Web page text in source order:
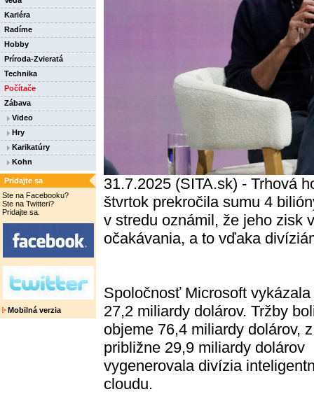
Kariéra
Radíme
Hobby
Príroda-Zvieratá
Technika
Počítače
Zábava
Video
Hry
Karikatúry
Kohn
Pridajte sa
Ste na Facebooku?
Ste na Twitteri?
Pridajte sa.
Mobilná verzia
31.7.2025 (SITA.sk) - Trhová
štvrtok prekročila sumu 4
v stredu oznámil, že jeho zisk
očakávania, a to vďaka
Spoločnosť Microsoft
27,2 miliardy dolárov. Tržby
objeme 76,4 miliardy dolárov,
približne 29,9 miliardy dolárov
vygenerovala divízia
cloudu.